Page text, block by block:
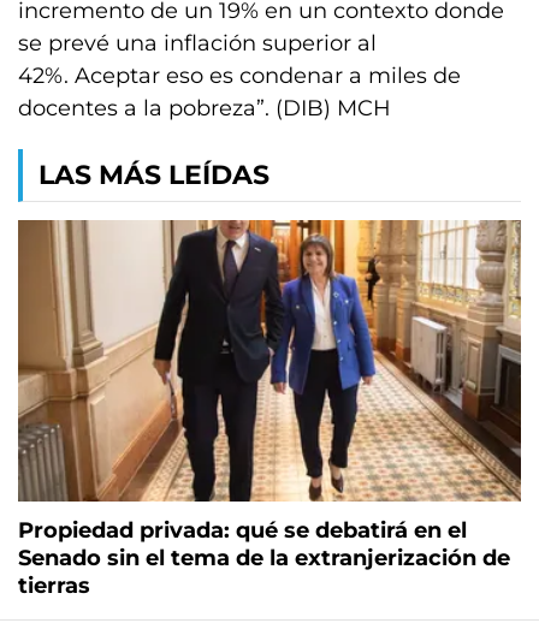
incremento de un 19% en un contexto donde
se prevé una inflación superior al
42%. Aceptar eso es condenar a miles de
docentes a la pobreza”. (DIB) MCH
LAS MÁS LEÍDAS
Propiedad privada: qué se debatirá en el
Senado sin el tema de la extranjerización de
tierras